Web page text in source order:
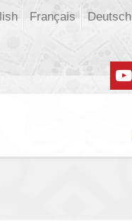
Deutsch
Français